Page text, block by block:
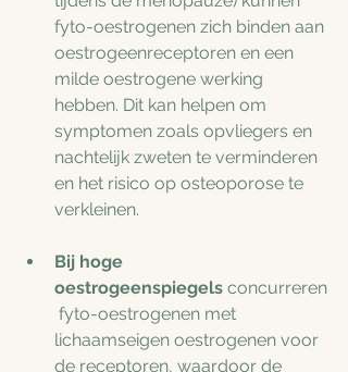
fyto-oestrogenen zich binden aan
oestrogeenreceptoren en een
milde oestrogene werking
hebben. Dit kan helpen om
symptomen zoals opvliegers en
nachtelijk zweten te verminderen
en het risico op osteoporose te
verkleinen.
Bij hoge
oestrogeenspiegels concurreren
fyto-oestrogenen met
lichaamseigen oestrogenen voor
de receptoren, waardoor de